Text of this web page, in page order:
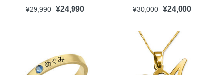
¥29,990 ¥24,990 ¥30,000 ¥24,000